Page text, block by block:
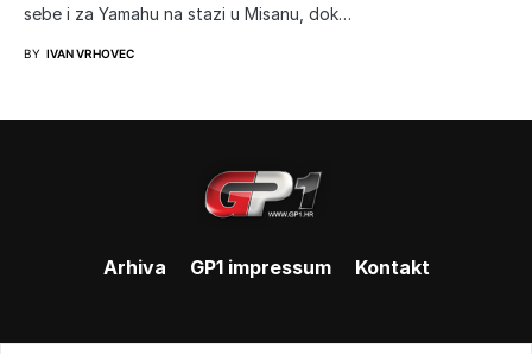
sebe i za Yamahu na stazi u Misanu, dok…
BY IVAN VRHOVEC
Arhiva GP1 impressum Kontakt